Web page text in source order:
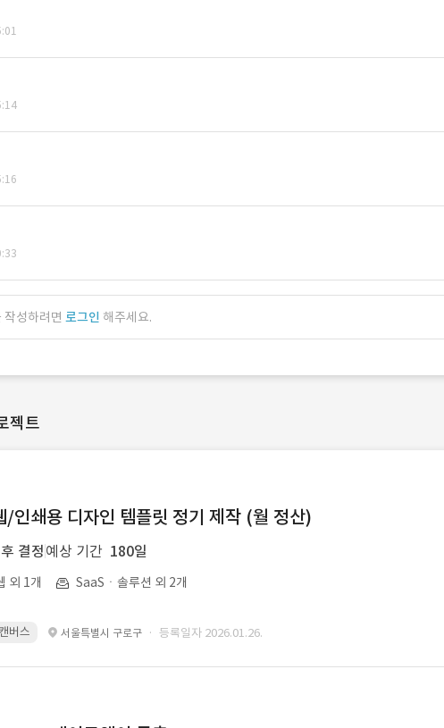
작성하려면 로그인 해주세요.
젝트
/인쇄용 디자인 템플릿 정기 제작 (월 정산)
결정 예상 기간 180일
외 1개 SaaSㆍ솔루션 외 2개
버스 서울특별시 구로구 · 등록일자 2026.01.26.